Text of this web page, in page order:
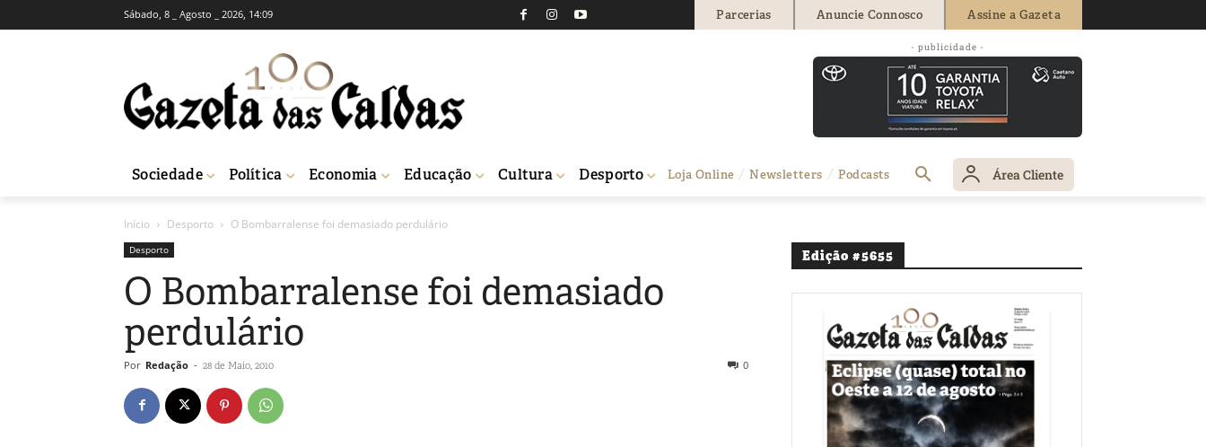
Sábado, 8 _ Agosto _ 2026, 14:09 Parcerias Anuncie Connosco Assine a Gazeta
- publicidade -
Sociedade Política Economia Educação Cultura Desporto Loja Online Newsletters Podcasts Área Cliente
Início Desporto O Bombarralense foi demasiado perdulário
Desporto
O Bombarralense foi demasiado
perdulário
Por Redação - 28 de Maio, 2010 0
Edição #5655